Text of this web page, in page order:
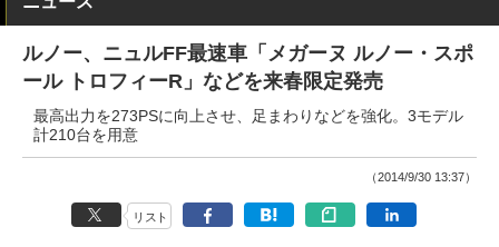
ルノー、ニュルFF最速車「メガーヌ ルノー・スポ
ール トロフィーR」などを来春限定発売
最高出力を273PSに向上させ、足まわりなどを強化。3モデル
計210台を用意
（2014/9/30 13:37）
リスト